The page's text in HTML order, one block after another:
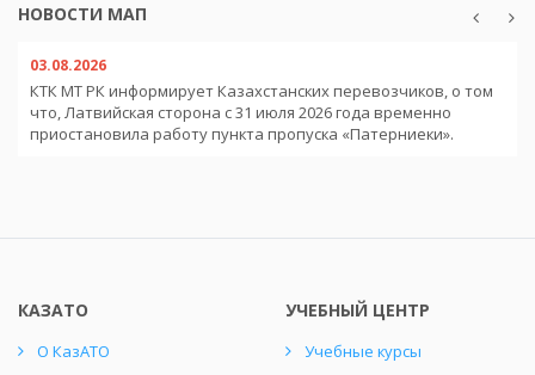
НОВОСТИ МАП
03.08.2026
КТК МТ РК информирует Казахстанских перевозчиков, о том
что, Латвийская сторона с 31 июля 2026 года временно
приостановила работу пункта пропуска «Патерниеки».
КАЗАТО
О КазАТО
УЧЕБНЫЙ ЦЕНТР
Учебные курсы